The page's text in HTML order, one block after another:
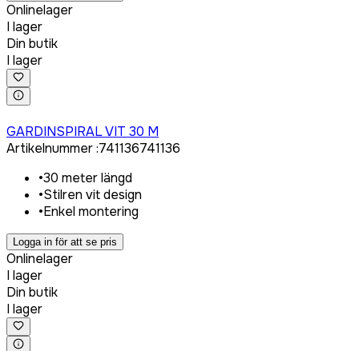
Onlinelager
I lager
Din butik
I lager
GARDINSPIRAL VIT 30 M
Artikelnummer:741136741136
•30 meter längd
•Stilren vit design
•Enkel montering
Logga in för att se pris
Onlinelager
I lager
Din butik
I lager